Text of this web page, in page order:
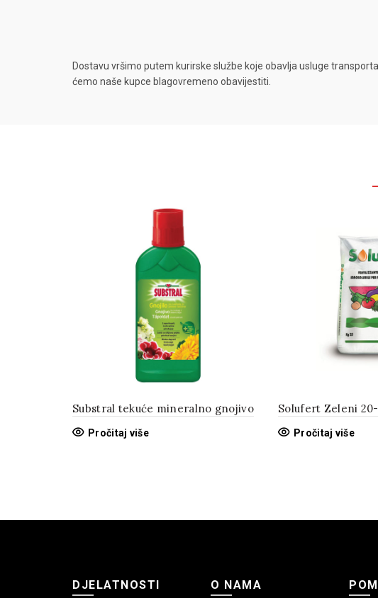
Dostavu vršimo putem kurirske službe koje obavlja usluge
ćemo naše kupce blagovremeno obavijestiti.
Substral tekuće mineralno gnojivo
Pročitaj više
Solufert Zeleni
Pročitaj više
DJELATNOSTI O NAMA